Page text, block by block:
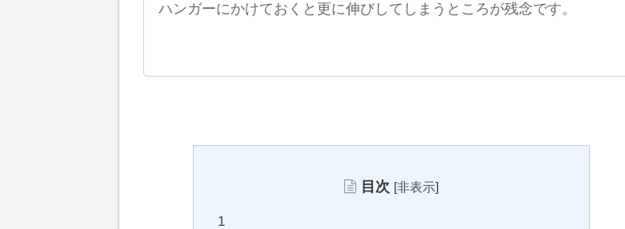
ハンガーにかけておくと更に伸びしてしまうところが残念です。
目次 [非表示]